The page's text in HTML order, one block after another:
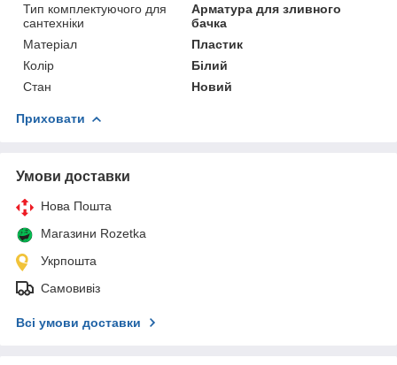
Тип комплектуючого для
сантехніки
Арматура для зливного
бачка
Матеріал
Пластик
Колір
Білий
Стан
Новий
Приховати
Умови доставки
Нова Пошта
Магазини Rozetka
Укрпошта
Самовивіз
Всі умови доставки